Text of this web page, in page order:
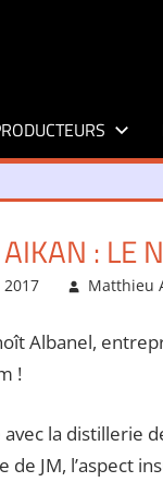
: LE
Matthieu
Albanel,
!
la distillerie
de JM, l’aspect